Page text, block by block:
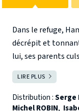
Dans le refuge,
décrépit et
lui, ses parents
qui apparaissent
Quentin
adoptif. Mais
LIRE PLUS
Distribution :Serge
Michel ROBIN,